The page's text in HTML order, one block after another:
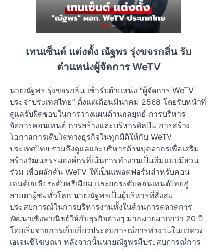
เทนเซ็นต์ แต่งตั้ง ณัฐพร รุ่งขจรกลิ่น รับ
ตำแหน่งผู้จัดการ WeTV
นายณัฐพร รุ่งขจรกลิ่น เข้ารับตำแหน่ง “ผู้จัดการ WeTV
ประจำประเทศไทย” ตั้งแต่เดือนมีนาคม 2568 โดยรับหน้าที่
ดูแลรับผิดชอบในการวางแผนด้านกลยุทธ์ การบริหาร
จัดการคอนเทนต์ การสร้างและบริหารศิลปิน การสร้าง
โอกาสการเติบโตทางธุรกิจในทุกมิติให้กับ WeTV
ประเทศไทย รวมถึงดูแลและบริหารด้านบุคลากรเพื่อเสริม
สร้างวัฒนธรรมองค์กรที่เน้นการทำงานเป็นทีมแบบมีส่วน
ร่วม เพื่อผลักดัน WeTV ให้เป็นแพลตฟอร์มสำหรับคอน
เทนต์เอเชียระดับพรีเมียม และยกระดับคอนเทนต์ไทยสู่
สายตาผู้ชมทั่วโลก นายณัฐพรเป็นผู้บริหารที่สั่งสม
ประสบการณ์ในการบริหารงานทั้งในด้านการตลาดการ
พัฒนาเชิงพาณิชย์ให้กับธุรกิจต่างๆ มากมายมากกว่า 20 ปี
โดยเริ่มจากการเก็บเกี่ยวประสบการณ์การทำงานในแวดวง
เอเจนซีโฆษณา หลังจากนั้นนายณัฐพรมีประสบการณ์การ